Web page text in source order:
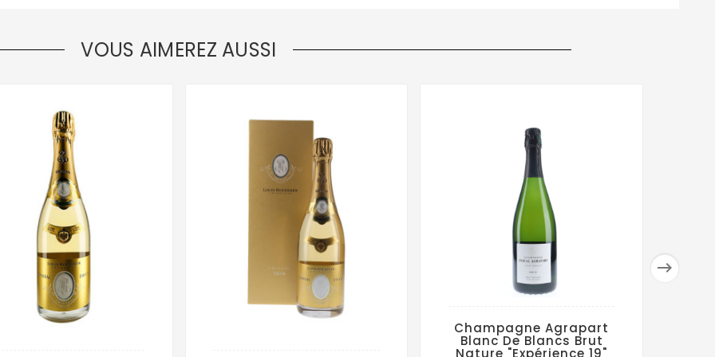
VOUS AIMEREZ AUSSI

Champagne Agrapart
Blanc De Blancs Brut
Nature "Expérience 19"